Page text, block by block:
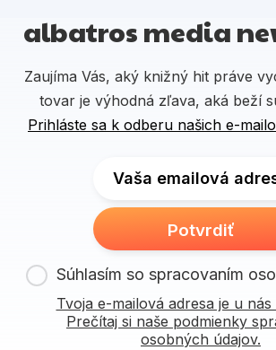
albatros media
Zaujíma Vás, aký knižný hit práve
tovar je výhodná zľava, aká beží
Prihláste sa k odberu našich e-
Vaša emailová
Potvrdiť
Súhlasím so spracovaním
Tvoja e-mailová adresa je u
Prečítaj si naše podmienky
osobných údajov.